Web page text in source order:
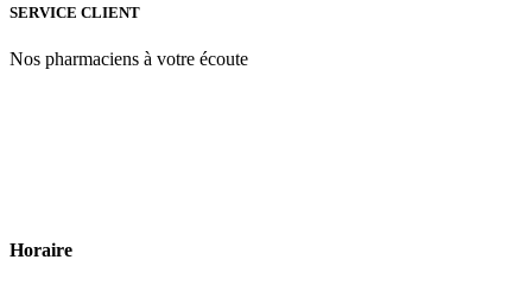
SERVICE CLIENT
Nos pharmaciens à votre écoute
Horaire